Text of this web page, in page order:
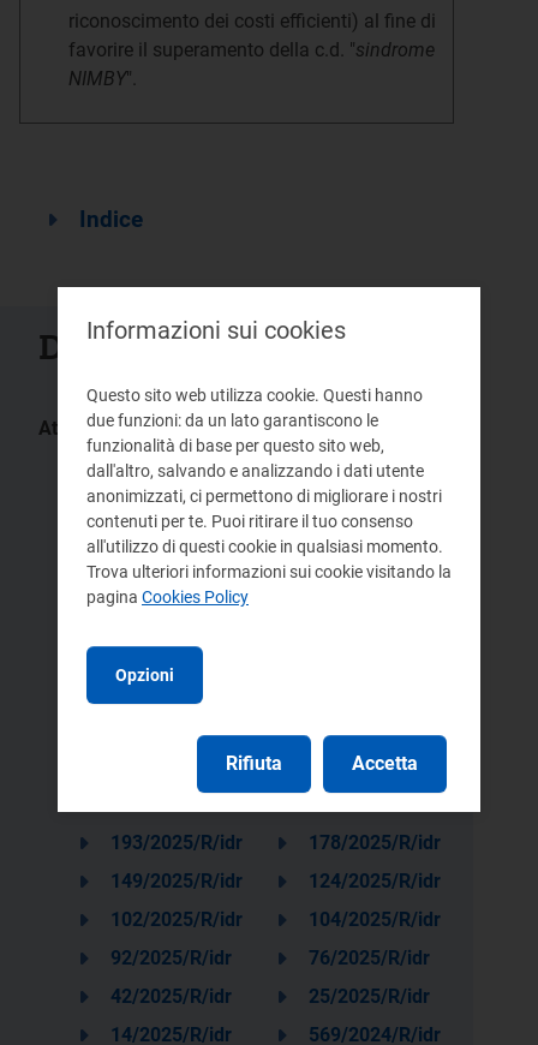
riconoscimento dei costi efficienti) al fine di
favorire il superamento della c.d. "sindrome
NIMBY".
Indice
Documenti collegati
Atti:
582/2025/R/idr
519/2025/R/idr
501/2025/R/idr
488/2025/R/idr
479/2025/R/idr
471/2025/R/idr
462/2025/R/idr
449/2025/R/idr
445/2025/R/idr
398/2025/R/idr
351/2025/R/idr
265/2025/R/idr
247/2025/R/idr
193/2025/R/idr
178/2025/R/idr
149/2025/R/idr
124/2025/R/idr
102/2025/R/idr
104/2025/R/idr
92/2025/R/idr
76/2025/R/idr
42/2025/R/idr
25/2025/R/idr
14/2025/R/idr
569/2024/R/idr
Informazioni sui cookies
Questo sito web utilizza cookie. Questi hanno
due funzioni: da un lato garantiscono le
funzionalità di base per questo sito web,
dall'altro, salvando e analizzando i dati utente
anonimizzati, ci permettono di migliorare i nostri
contenuti per te. Puoi ritirare il tuo consenso
all'utilizzo di questi cookie in qualsiasi momento.
Trova ulteriori informazioni sui cookie visitando la
pagina Cookies Policy
Opzioni
Rifiuta Accetta